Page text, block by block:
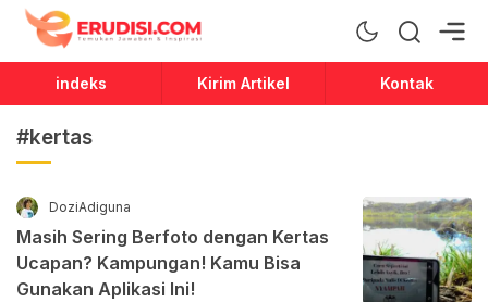
Erudisi
Temukan Jawaban dan Inspirasi
indeks Kirim Artikel Kontak
#kertas
DoziAdiguna
Masih Sering Berfoto dengan Kertas
Ucapan? Kampungan! Kamu Bisa
Gunakan Aplikasi Ini!